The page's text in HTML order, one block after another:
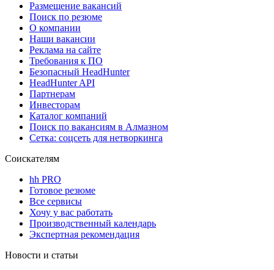
Размещение вакансий
Поиск по резюме
О компании
Наши вакансии
Реклама на сайте
Требования к ПО
Безопасный HeadHunter
HeadHunter API
Партнерам
Инвесторам
Каталог компаний
Поиск по вакансиям в Алмазном
Сетка: соцсеть для нетворкинга
Соискателям
hh PRO
Готовое резюме
Все сервисы
Хочу у вас работать
Производственный календарь
Экспертная рекомендация
Новости и статьи